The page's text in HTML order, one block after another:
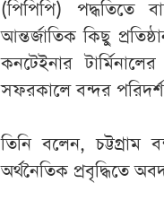
(পিপিপি) পদ্ধতিতে
আন্তর্জাতিক কিছু
কনটেইনার
সফরকালে বন্দর
তিনি বলেন,
অর্থনৈতিক প্রবৃদ্ধিতে